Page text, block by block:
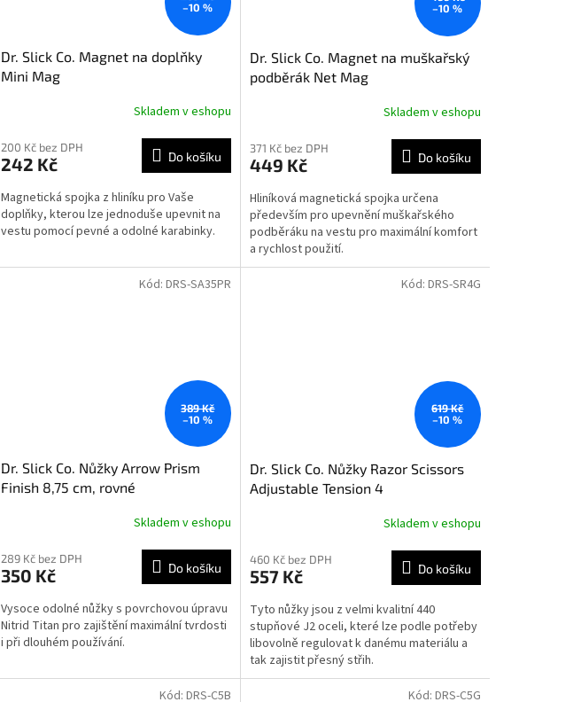
–10 %
Dr. Slick Co. Magnet na doplňky
Mini Mag
Skladem v eshopu
200 Kč bez DPH
242 Kč Do košíku
Magnetická spojka z hliníku pro Vaše
doplňky, kterou lze jednoduše upevnit na
vestu pomocí pevné a odolné karabinky.
–10 %
Dr. Slick Co. Magnet na muškařský
podběrák Net Mag
Skladem v eshopu
371 Kč bez DPH
449 Kč Do košíku
Hliníková magnetická spojka určena
především pro upevnění muškařského
podběráku na vestu pro maximální komfort
a rychlost použití.
389 Kč
–10 %
Dr. Slick Co. Nůžky Arrow Prism
Finish 8,75 cm, rovné
Skladem v eshopu
289 Kč bez DPH
350 Kč Do košíku
Vysoce odolné nůžky s povrchovou úpravu
Nitrid Titan pro zajištění maximální tvrdosti
i při dlouhém používání.
Kód: DRS-SA35PR
619 Kč
–10 %
Dr. Slick Co. Nůžky Razor Scissors
Adjustable Tension 4
Skladem v eshopu
460 Kč bez DPH
557 Kč Do košíku
Tyto nůžky jsou z velmi kvalitní 440
stupňové J2 oceli, které lze podle potřeby
libovolně regulovat k danému materiálu a
tak zajistit přesný střih.
Kód: DRS-SR4G
Kód: DRS-C5B Kód: DRS-C5G